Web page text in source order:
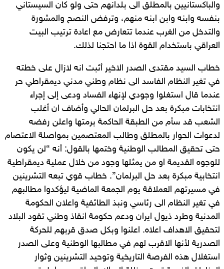
والباكستانيين بالمطلق الى بلدانهم حتى ولو كان السيستاني
بنفسه وابنه وابن ابنه منهم، وترفض النصح والمشورة
والتدخل من الغرب عندما تتعارض مع اعادة ترتيب البيت
العراقي باستخدام القوة اذا ما احتجنا لذلك.
خطاب السيد مقتدى الصدر الاخير أثبت انه لازال على خطته
في تغير النظام الفاسد الى نظام وطني مدني ديمقراطي حر
عندما قال استغلوا وجودي لإنهاء الفساد ودعى إلى إجراء
انتخابات مبكرة بعد حل البرلمان الحالي وأضاف ان أغلب
الشعب قد سأم من الطبقة الحاكمة برمتها واعلن رفضه
لدعوات الحوار بالمطلق وطالب المعتصمين بمواصلة الاعتصام
حتى تحقيق المطالب الوطنية وختمها بالقول: أنه “لن يكون
للوجوه القديمة او من يمثلها وجود من خلال عملية ديمقراطية
انتخابية مبكرة بعد حل البرلمان”. خطاب قوي تبعه التشرينين
في مسيرتهم العملاقة يوم الجمعة الماضية ليؤكدوا مطالبهم
في تغير النظام الى رئاسي ونبذ الطائفية واعلان الحكومة
المدنية وطرد ذيول ايران ودعم حكومة انقاذ وطني تقود البلاد
لتحقيق الاهداف اعلاه. اعلنوا وبكل صدق قربهم للحركة
الصدرية لأنها الاقرب لهم في مطالبها الوطنية وعلى الصدر
استغلال هذه الفرصة التاريخية وتوحيد التشرينين وثوار